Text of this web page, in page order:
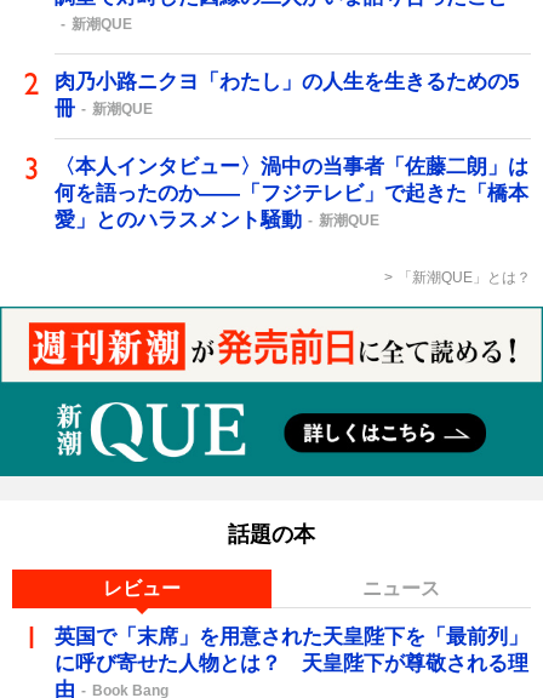
新潮QUE
肉乃小路ニクヨ「わたし」の人生を生きるための5
冊
新潮QUE
〈本人インタビュー〉渦中の当事者「佐藤二朗」は
何を語ったのか――「フジテレビ」で起きた「橋本
愛」とのハラスメント騒動
新潮QUE
「新潮QUE」とは？
話題の本
レビュー ニュース
英国で「末席」を用意された天皇陛下を「最前列」
に呼び寄せた人物とは？ 天皇陛下が尊敬される理
由
Book Bang